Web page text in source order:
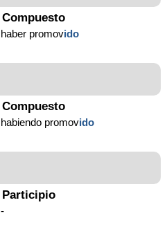
Compuesto
haber promovido
Compuesto
habiendo promovido
Participio
-